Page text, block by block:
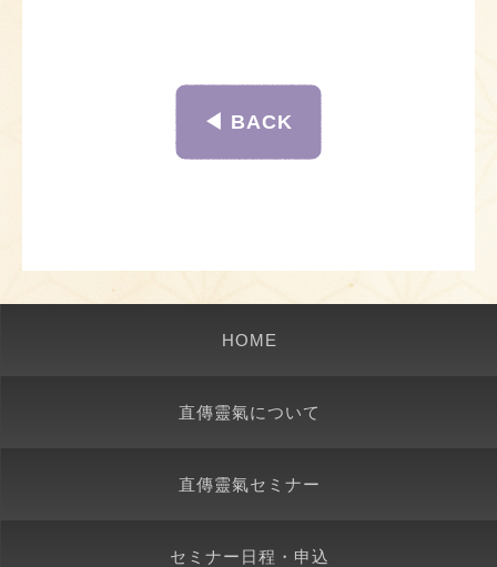
◀︎ BACK
HOME
直傳靈氣について
直傳靈氣セミナー
セミナー日程・申込